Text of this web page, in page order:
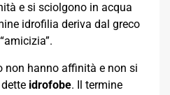
e si sciolgono in acqua
idrofilia deriva dal greco
non hanno affinità e non si
idrofobe. Il termine